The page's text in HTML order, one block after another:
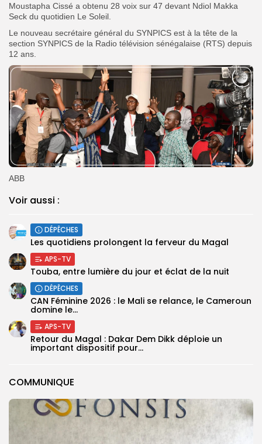
COMMUNIQUE
Moustapha Cissé a obtenu 28 voix sur 47 devant Ndiol Makka
Seck du quotidien Le Soleil.
Le nouveau secrétaire général du SYNPICS est à la tête de la
section SYNPICS de la Radio télévision sénégalaise (RTS) depuis
12 ans.
ABB
Voir aussi :
DÉPÊCHES
Les quotidiens prolongent la ferveur du Magal
APS-TV
Touba, entre lumière du jour et éclat de la nuit
DÉPÊCHES
‎CAN Féminine 2026 : le Mali se relance, le Cameroun
domine le...
APS-TV
Retour du Magal : Dakar Dem Dikk déploie un
important dispositif pour...